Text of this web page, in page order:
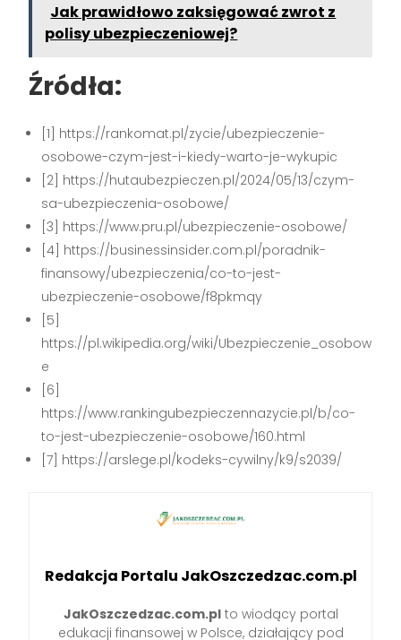
Jak prawidłowo zaksięgować zwrot z
polisy ubezpieczeniowej?
Źródła:
[1] https://rankomat.pl/zycie/ubezpieczenie-
osobowe-czym-jest-i-kiedy-warto-je-wykupic
[2] https://hutaubezpieczen.pl/2024/05/13/czym-
sa-ubezpieczenia-osobowe/
[3] https://www.pru.pl/ubezpieczenie-osobowe/
[4] https://businessinsider.com.pl/poradnik-
finansowy/ubezpieczenia/co-to-jest-
ubezpieczenie-osobowe/f8pkmqy
[5]
https://pl.wikipedia.org/wiki/Ubezpieczenie_osobow
e
[6]
https://www.rankingubezpieczennazycie.pl/b/co-
to-jest-ubezpieczenie-osobowe/160.html
[7] https://arslege.pl/kodeks-cywilny/k9/s2039/
Redakcja Portalu JakOszczedzac.com.pl
JakOszczedzac.com.plto wiodący portal
edukacji finansowej w Polsce, działający pod